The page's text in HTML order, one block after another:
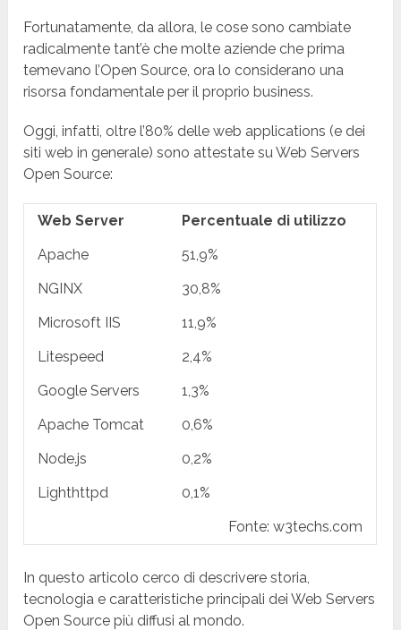
Fortunatamente, da allora, le cose sono cambiate
radicalmente tant’è che molte aziende che prima
temevano l’Open Source, ora lo considerano una
risorsa fondamentale per il proprio business.
Oggi, infatti, oltre l’80% delle web applications (e dei
siti web in generale) sono attestate su Web Servers
Open Source:
Web Server
Percentuale di utilizzo
Apache
51,9%
NGINX
30,8%
Microsoft IIS
11,9%
Litespeed
2,4%
Google Servers
1,3%
Apache Tomcat
0,6%
Node.js
0,2%
Lighthttpd
0,1%
Fonte: w3techs.com
In questo articolo cerco di descrivere storia,
tecnologia e caratteristiche principali dei Web Servers
Open Source più diffusi al mondo.